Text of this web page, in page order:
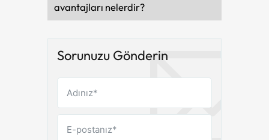
avantajları nelerdir?
Sorunuzu Gönderin